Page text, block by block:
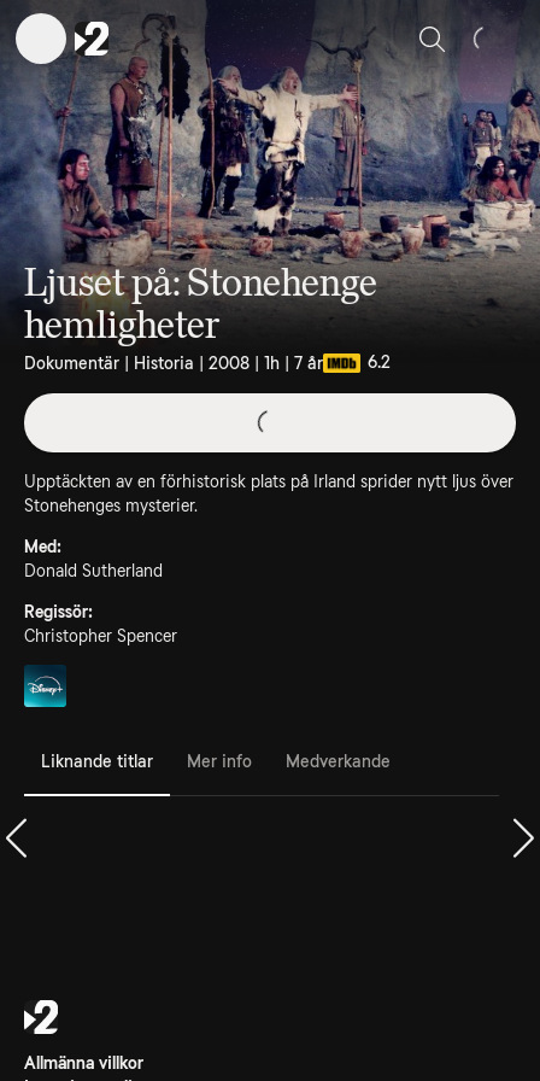
Sök
Ljuset på: Stonehenge
hemligheter
Dokumentär | Historia | 2008 | 1h | 7 år 6.2
Upptäckten av en förhistorisk plats på Irland sprider nytt ljus över
Stonehenges mysterier.
Med:
Donald Sutherland
Regissör:
Christopher Spencer
Liknande titlar Mer info Medverkande
Allmänna villkor